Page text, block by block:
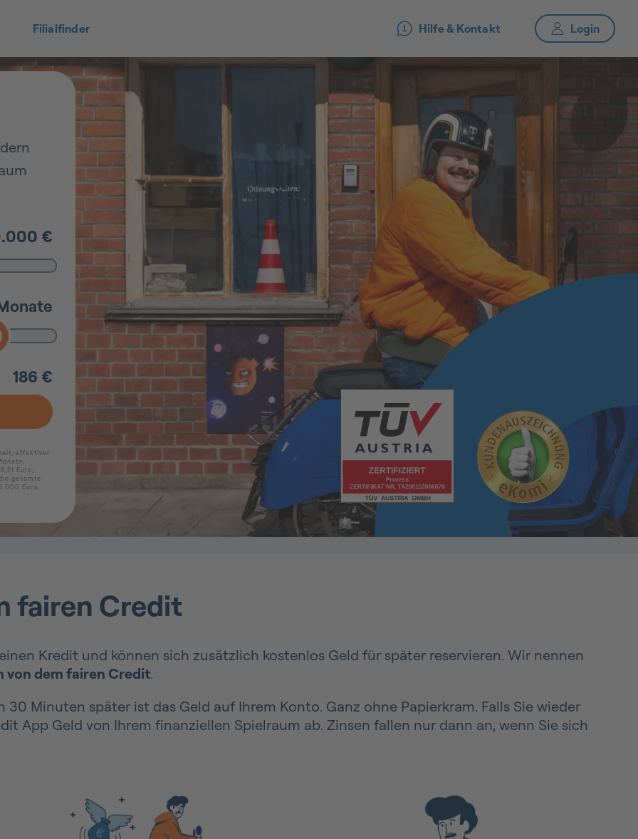
Filialfinder Hilfe & Kontakt
fairen Credit
Kredit und können sich zusätzlich kostenlos Geld für später reservieren. Wir nennen
dem fairen Credit.
Minuten später ist das Geld auf Ihrem Konto. Ganz ohne Papierkram. Falls Sie wieder
App Geld von Ihrem finanziellen Spielraum ab. Zinsen fallen nur dann an, wenn Sie sich